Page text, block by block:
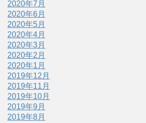
2020年7月
2020年6月
2020年5月
2020年4月
2020年3月
2020年2月
2020年1月
2019年12月
2019年11月
2019年10月
2019年9月
2019年8月